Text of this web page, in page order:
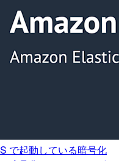
で起動している暗号化